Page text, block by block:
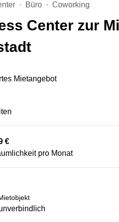
Büro Coworking
Center zur
Mietangebot
€
pro Monat